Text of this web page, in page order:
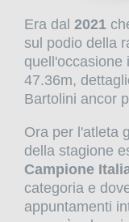
Era dal 2021
sul podio della
quell'occasione
47.36m,
Bartolini ancor
Ora per l'atleta
della stagione
Campione
categoria e
appuntamenti